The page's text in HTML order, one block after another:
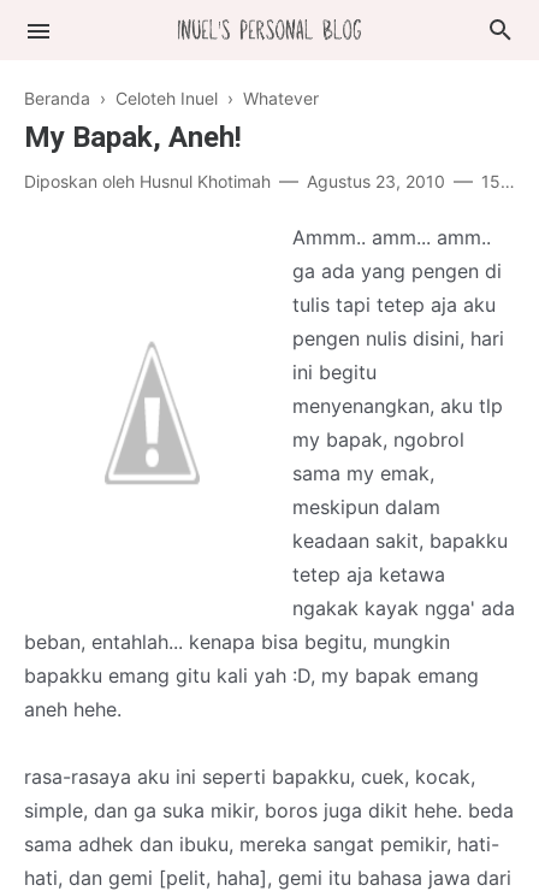
Beranda › Celoteh Inuel › Whatever
My Bapak, Aneh!
Diposkan oleh Husnul Khotimah Agustus 23, 2010 15 komentar
Ammm.. amm... amm..
ga ada yang pengen di
tulis tapi tetep aja aku
pengen nulis disini, hari
ini begitu
menyenangkan, aku tlp
my bapak, ngobrol
sama my emak,
meskipun dalam
keadaan sakit, bapakku
tetep aja ketawa
ngakak kayak ngga' ada
beban, entahlah... kenapa bisa begitu, mungkin
bapakku emang gitu kali yah :D, my bapak emang
aneh hehe.
rasa-rasaya aku ini seperti bapakku, cuek, kocak,
simple, dan ga suka mikir, boros juga dikit hehe. beda
sama adhek dan ibuku, mereka sangat pemikir, hati-
hati, dan gemi [pelit, haha], gemi itu bahasa jawa dari